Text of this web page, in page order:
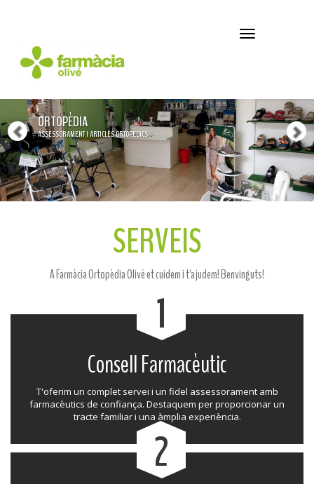
Navegació
ORTOPÈDIA
ASSESSORAMENT I ARTICLES ORTOPÈDICS
SERVEIS
A Farmàcia Ortopèdia Olivé et cuidem i t'ajudem! Benvinguts!
1
Consell Farmacèutic
T'oferim un complet servei i un fidel assessorament amb
farmacèutics de confiança. Destaquem per proporcionar un
tracte familiar i una àmplia experiència.
2